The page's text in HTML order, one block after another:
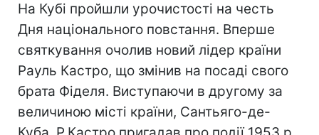
На Кубі пройшли урочистості на честь
Дня національного повстання. Вперше
святкування очолив новий лідер країни
Рауль Кастро, що змінив на посаді свого
брата Фіделя. Виступаючи в другому за
величиною місті країни, Сантьяго-де-